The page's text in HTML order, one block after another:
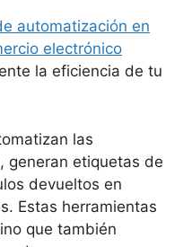
automatización en
electrónico
la eficiencia de tu
las
generan etiquetas de
devueltos en
Estas herramientas
que también